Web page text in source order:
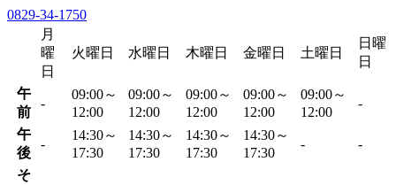
0829-34-1750
月
曜
日
火曜日 水曜日 木曜日 金曜日 土曜日
日曜
日
午
前
-
09:00～
12:00
09:00～
12:00
09:00～
12:00
09:00～
12:00
09:00～
12:00
-
午
後
-
14:30～
17:30
14:30～
17:30
14:30～
17:30
14:30～
17:30
- -
そ